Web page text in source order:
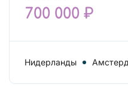
700 000 ₽
Нидерланды